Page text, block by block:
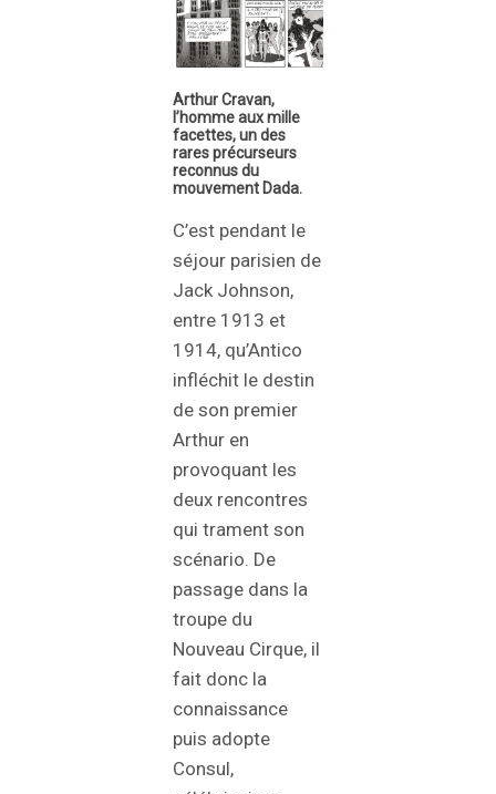
Arthur Cravan,
l’homme aux mille
facettes, un des
rares précurseurs
reconnus du
mouvement Dada.
C’est pendant le
séjour parisien de
Jack Johnson,
entre 1913 et
1914, qu’Antico
infléchit le destin
de son premier
Arthur en
provoquant les
deux rencontres
qui trament son
scénario. De
passage dans la
troupe du
Nouveau Cirque, il
fait donc la
connaissance
puis adopte
Consul,